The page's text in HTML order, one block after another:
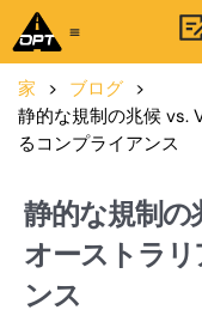
家 > ブログ >
静的な規制の兆候 vs.
るコンプライアンス
静的な規制の
オーストラ
ンス